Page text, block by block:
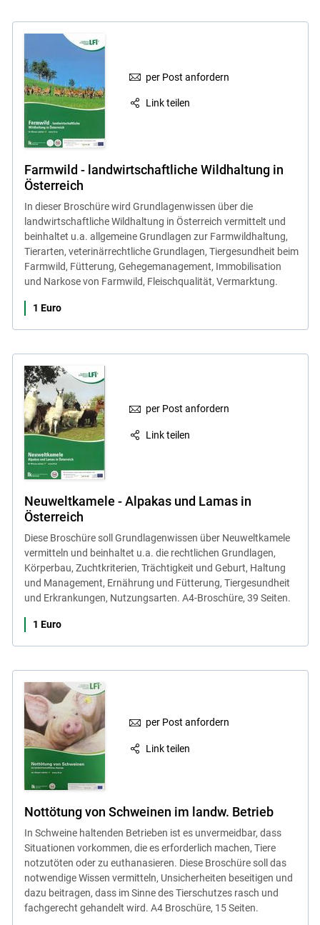
per Post anfordern
Link teilen
Farmwild - landwirtschaftliche Wildhaltung in
Österreich
In dieser Broschüre wird Grundlagenwissen über die
landwirtschaftliche Wildhaltung in Österreich vermittelt und
beinhaltet u.a. allgemeine Grundlagen zur Farmwildhaltung,
Tierarten, veterinärrechtliche Grundlagen, Tiergesundheit beim
Farmwild, Fütterung, Gehegemanagement, Immobilisation
und Narkose von Farmwild, Fleischqualität, Vermarktung.
1 Euro
per Post anfordern
Link teilen
Neuweltkamele - Alpakas und Lamas in
Österreich
Diese Broschüre soll Grundlagenwissen über Neuweltkamele
vermitteln und beinhaltet u.a. die rechtlichen Grundlagen,
Körperbau, Zuchtkriterien, Trächtigkeit und Geburt, Haltung
und Management, Ernährung und Fütterung, Tiergesundheit
und Erkrankungen, Nutzungsarten. A4-Broschüre, 39 Seiten.
1 Euro
per Post anfordern
Link teilen
Nottötung von Schweinen im landw. Betrieb
In Schweine haltenden Betrieben ist es unvermeidbar, dass
Situationen vorkommen, die es erforderlich machen, Tiere
notzutöten oder zu euthanasieren. Diese Broschüre soll das
notwendige Wissen vermitteln, Unsicherheiten beseitigen und
dazu beitragen, dass im Sinne des Tierschutzes rasch und
fachgerecht gehandelt wird. A4 Broschüre, 15 Seiten.